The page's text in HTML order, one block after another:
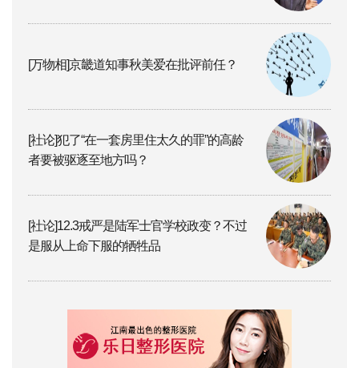
[万物相]京畿道知事秋美爱在批评前任？
[社论]犯了“在一套房里住太久的罪”的高龄
者要被驱逐至地方吗？
[社论]12.3戒严是陆军士官学校政变？不过
是服从上命下服的牺牲品